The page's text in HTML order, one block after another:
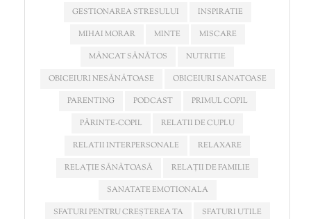
GESTIONAREA STRESULUI
INSPIRATIE
MIHAI MORAR
MINTE
MISCARE
MÂNCAT SĂNĂTOS
NUTRITIE
OBICEIURI NESĂNĂTOASE
OBICEIURI SANATOASE
PARENTING
PODCAST
PRIMUL COPIL
PĂRINTE-COPIL
RELATII DE CUPLU
RELATII INTERPERSONALE
RELAXARE
RELAȚIE SĂNĂTOASĂ
RELAȚII DE FAMILIE
SANATATE EMOTIONALA
SFATURI PENTRU CREȘTEREA TA
SFATURI UTILE